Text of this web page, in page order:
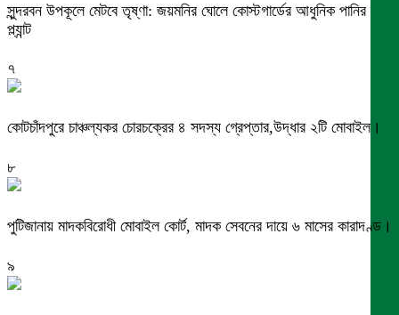
সুন্দরবন উপকূলে মেটবে তৃষ্ণা: জয়মনির ঘোলে কোস্টগার্ডের আধুনিক পানির
প্ল্যান্ট
৭
কোটচাঁদপুরে চাঞ্চল্যকর চোরচক্রের ৪ সদস্য গ্রেপ্তার,উদ্ধার ২টি মোবাইল।
৮
পুটিজানায় মাদকবিরোধী মোবাইল কোর্ট, মাদক সেবনের দায়ে ৬ মাসের কারাদণ্ড।
৯